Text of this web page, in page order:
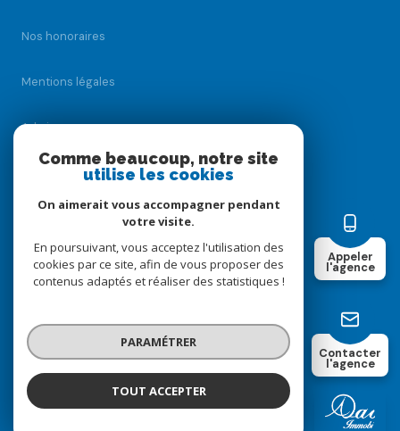
DAO IMMOBILIER
Appeler
l'agence
Contacter
l'agence
Nos honoraires
Mentions légales
Admin
Nos honoraires
Cookies
© 2026 | Tous droits réservés
Réalisé par
Comme beaucoup, notre site
utilise les cookies
On aimerait vous accompagner pendant
votre visite.
En poursuivant, vous acceptez l'utilisation des
cookies par ce site, afin de vous proposer des
contenus adaptés et réaliser des statistiques !
PARAMÉTRER
TOUT ACCEPTER